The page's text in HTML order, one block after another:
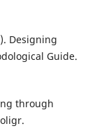
Designing
Guide.
through